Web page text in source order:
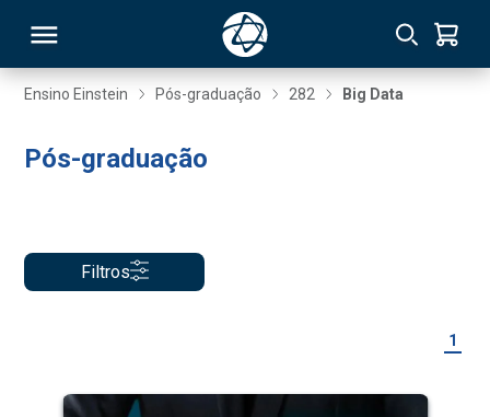
Ensino Einstein Pós-graduação 282 Big Data
Pós-graduação
Filtros
1